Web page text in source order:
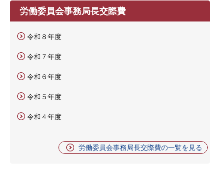
労働委員会事務局長交際費
令和８年度
令和７年度
令和６年度
令和５年度
令和４年度
労働委員会事務局長交際費の一覧を見る